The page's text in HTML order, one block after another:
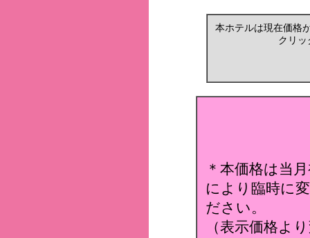
本ホテルは現在価格
クリッ
＊本価格は当
により臨時に
ださい。
（表示価格よ